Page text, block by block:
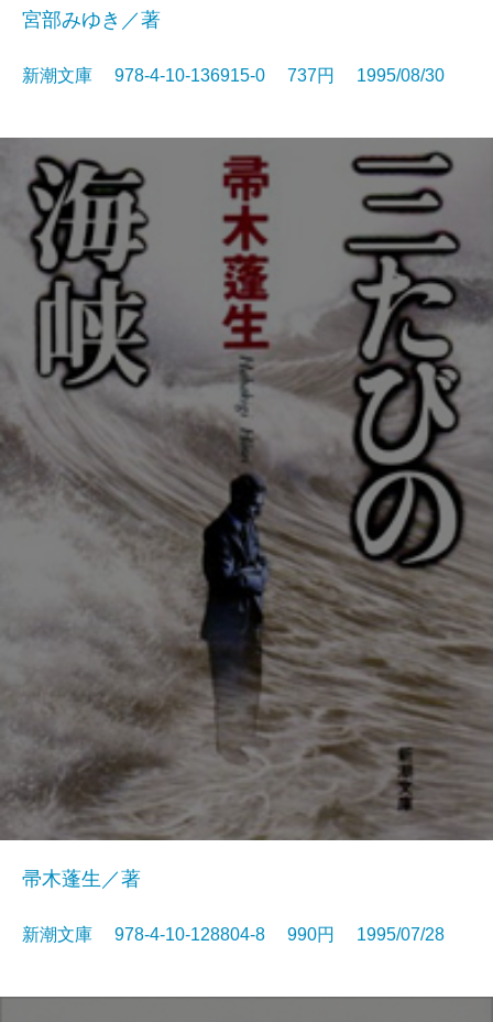
宮部みゆき／著
新潮文庫 978-4-10-136915-0 737円 1995/08/30
帚木蓬生／著
新潮文庫 978-4-10-128804-8 990円 1995/07/28